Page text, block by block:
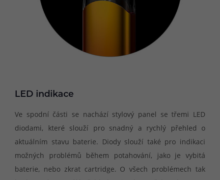
LED indikace
Ve spodní části se nachází stylový panel se třemi LED
diodami, které slouží pro snadný a rychlý přehled o
aktuálním stavu baterie. Diody slouží také pro indikaci
možných problémů během potahování, jako je vybitá
baterie, nebo zkrat cartridge. O všech problémech tak